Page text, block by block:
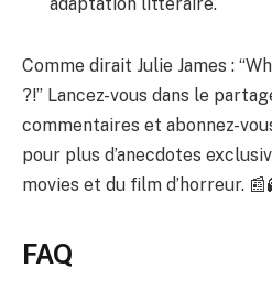
Comme dirait Julie James :
?!” Lancez-vous dans le
commentaires et abonnez-
pour plus d’anecdotes
movies et du film d’horreur.
FAQ